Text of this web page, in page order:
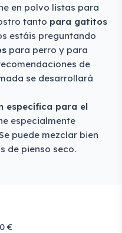
en polvo listas para
tanto para gatitos
estáis preguntando
para perro y para
de
se desarrollará
específica para el
especialmente
puede mezclar bien
de pienso seco.
€